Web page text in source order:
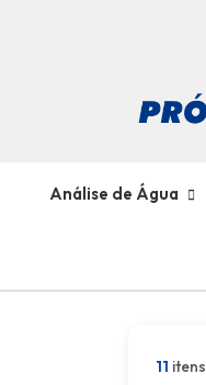
Análise de Água
11 itens